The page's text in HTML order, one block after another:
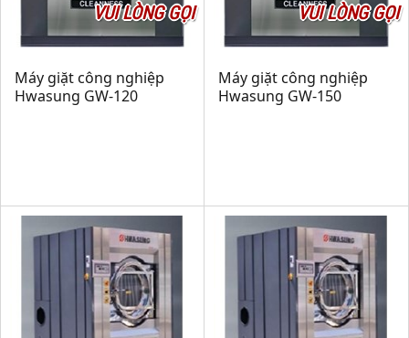
VUI LÒNG GỌI
Máy giặt công nghiệp
Hwasung GW-120
VUI LÒNG GỌI
Máy giặt công nghiệp
Hwasung GW-150